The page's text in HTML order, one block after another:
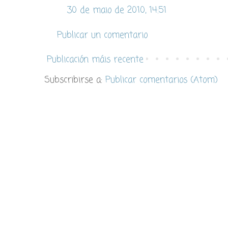
30 de maio de 2010, 14:51
Publicar un comentario
Publicación máis recente
Subscribirse a: Publicar comentarios (Atom)